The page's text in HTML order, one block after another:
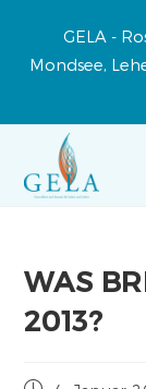
GELA -
Mondsee,
WAS
2013?